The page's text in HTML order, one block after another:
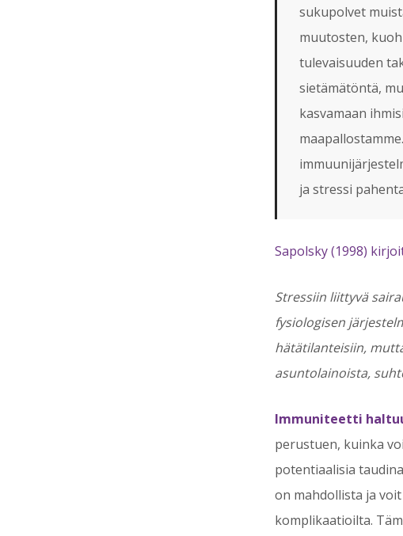
sukupolvet
muutosten,
tulevaisuuden
sietämätöntä,
kasvamaan
ja stressi
Sapolsky (1998)
Stressiin liittyvä
fysiologisen
hätätilanteisiin,
asuntolainoista,
Immuniteetti
perustuen, kuinka
potentiaalisia
on mahdollista ja
komplikaatioilta.